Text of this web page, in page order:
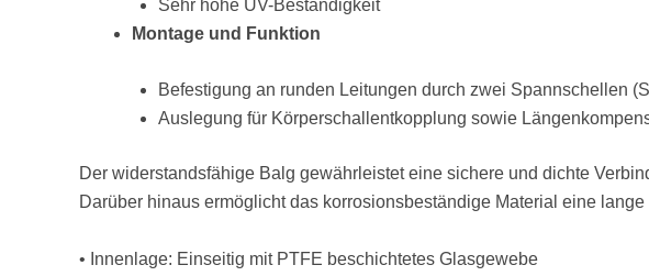
Sehr hohe UV-Beständigkeit
Montage und Funktion
Befestigung an runden Leitungen durch zwei Spannschellen
Auslegung für Körperschallentkopplung sowie
Der widerstandsfähige Balg gewährleistet eine sichere und dichte
Darüber hinaus ermöglicht das korrosionsbeständige Material eine
• Innenlage: Einseitig mit PTFE beschichtetes Glasgewebe